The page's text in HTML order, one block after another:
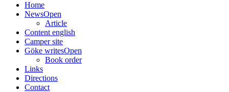
Home
NewsOpen
Article
Content english
Camper site
Göke writesOpen
Book order
Links
Directions
Contact